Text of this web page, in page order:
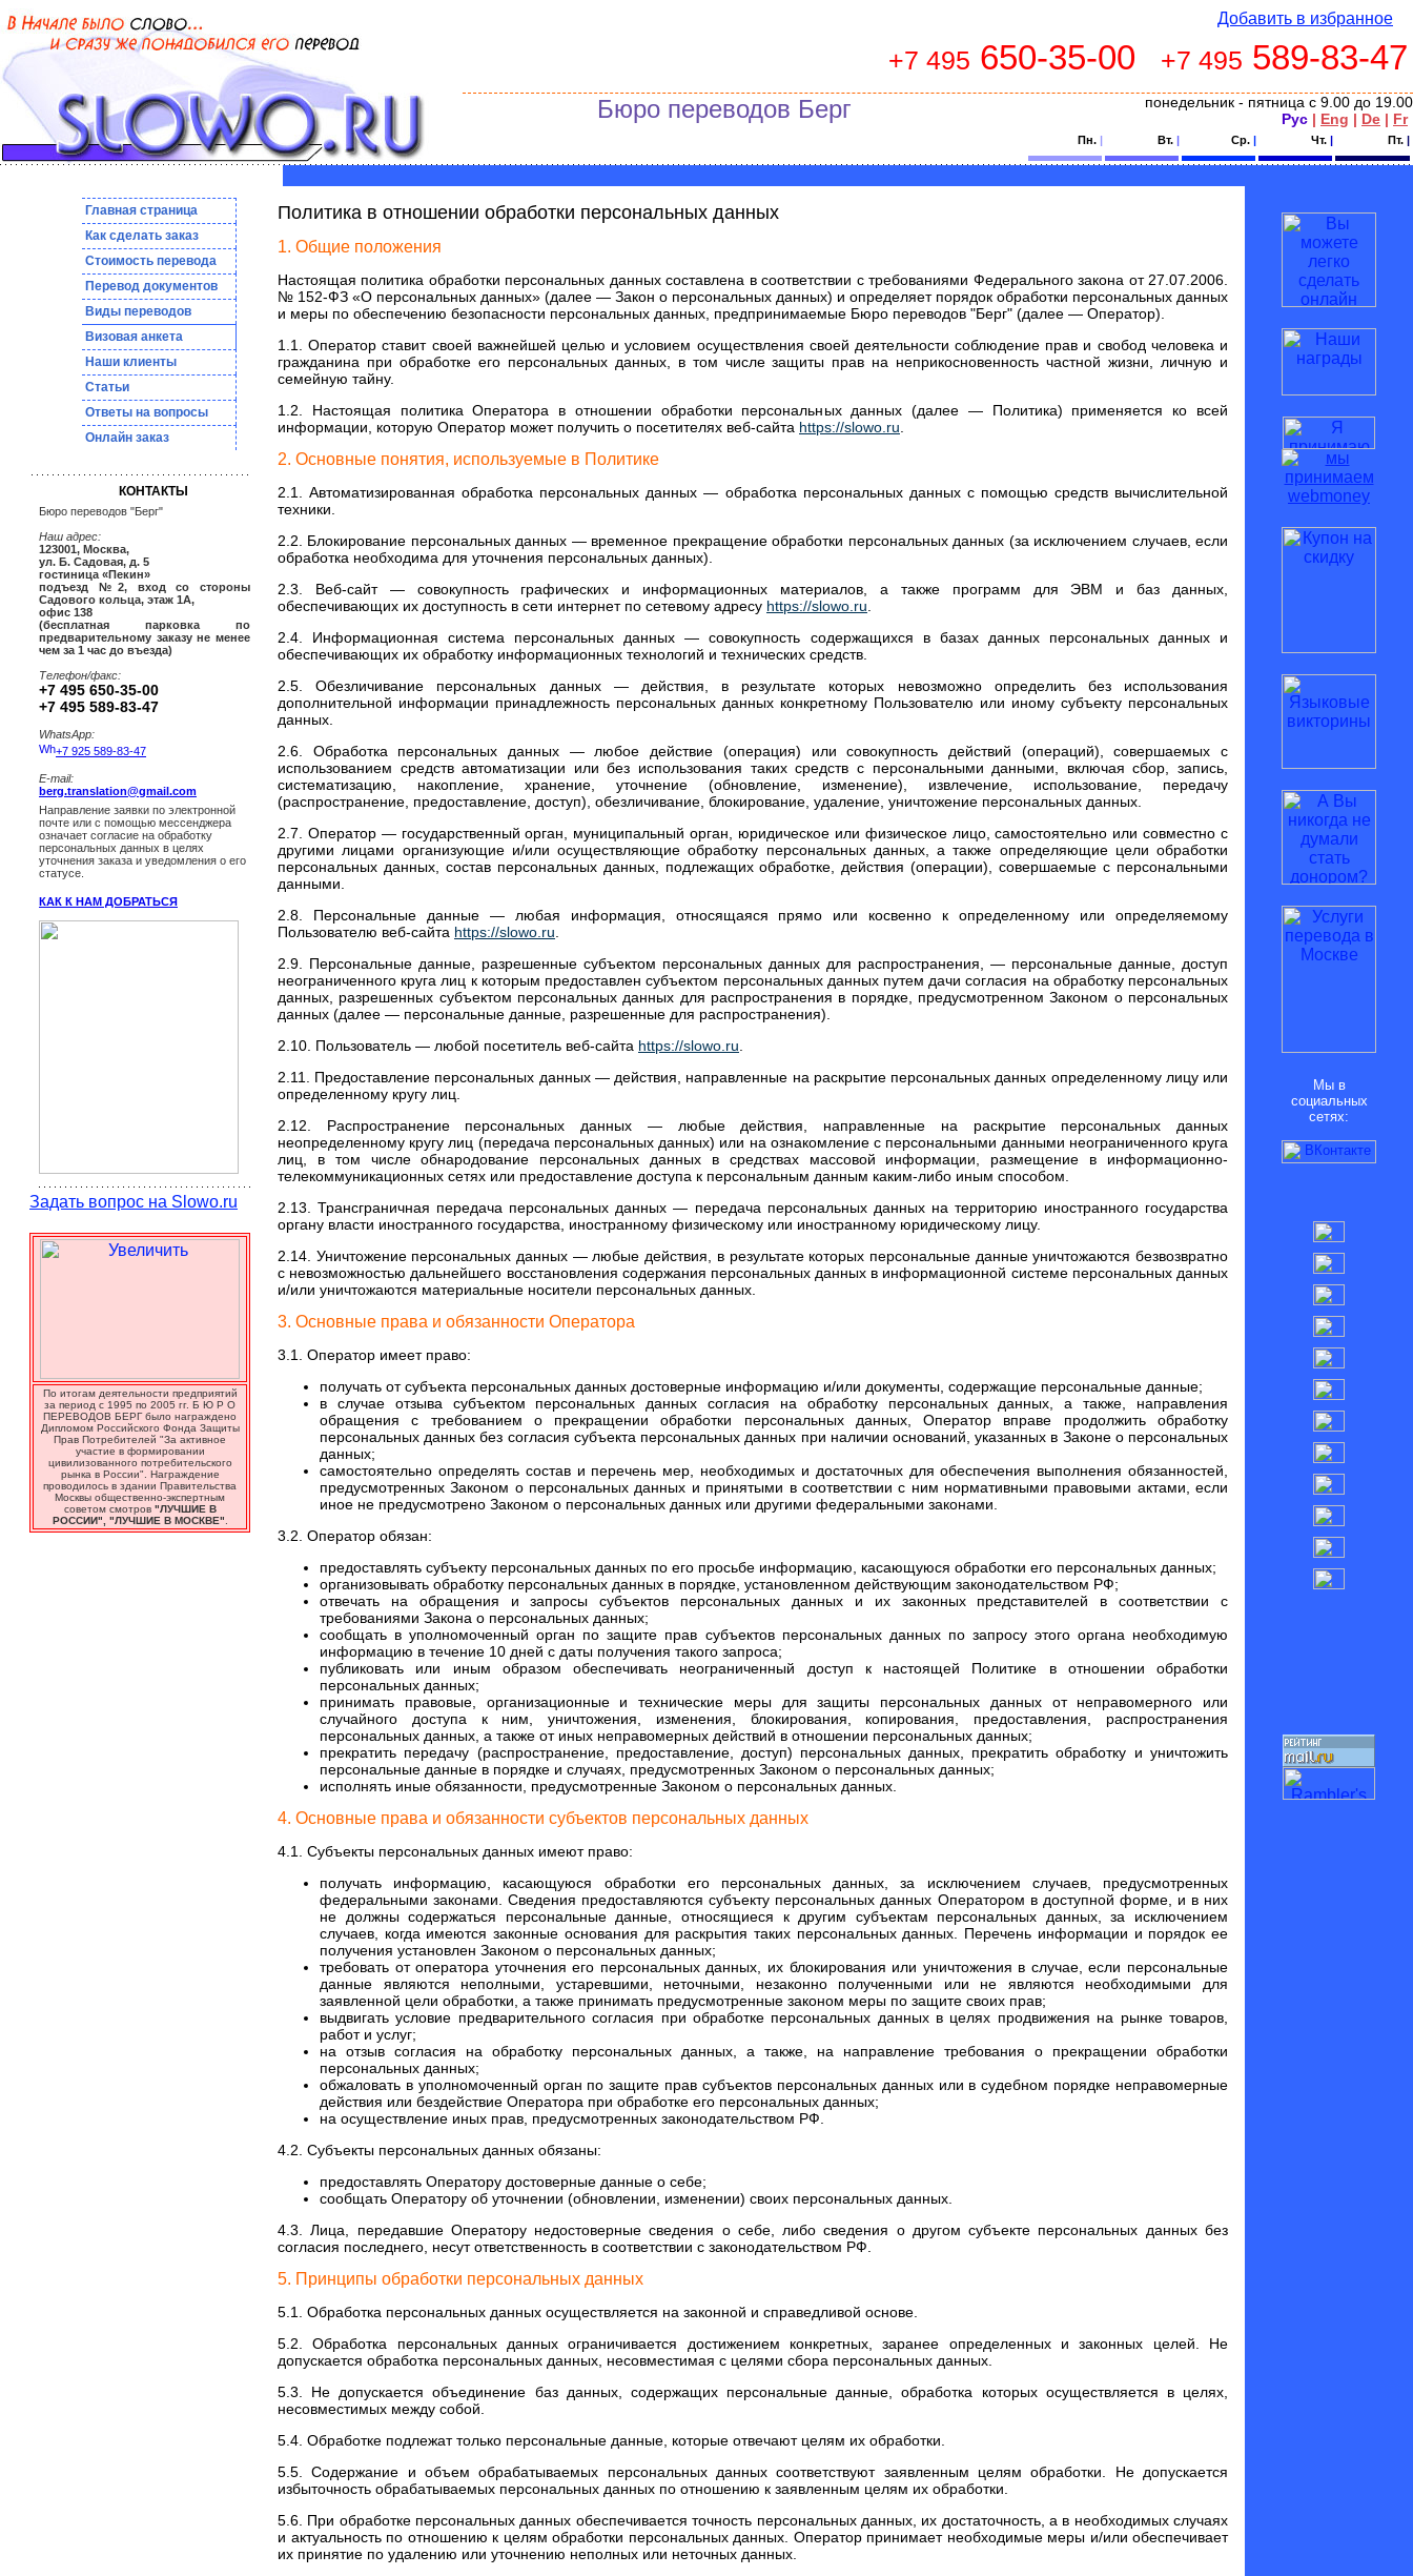
Добавить в избранное
+7 495 650-35-00 +7 495 589-83-47
Бюро переводов Берг
понедельник - пятница с 9.00 до 19.00
Рус | Eng | De | Fr
Пн. | Вт. | Ср. | Чт. | Пт. |
Главная страница
Как сделать заказ
Стоимость перевода
Перевод документов
Виды переводов
Визовая анкета
Наши клиенты
Статьи
Ответы на вопросы
Онлайн заказ
КОНТАКТЫ
Бюро переводов "Берг"
Наш адрес:
123001, Москва,
ул. Б. Садовая, д. 5
гостиница «Пекин»
подъезд №2, вход со стороны
Садового кольца, этаж 1А,
офис 138
(бесплатная парковка по
предварительному заказу не менее
чем за 1 час до въезда)
Телефон/факс:
+7 495 650-35-00
+7 495 589-83-47
WhatsApp:
+7 925 589-83-47
E-mail:
berg.translation@gmail.com
Направление заявки по электронной
почте или с помощью мессенджера
означает согласие на обработку
персональных данных в целях
уточнения заказа и уведомления о его
статусе.
КАК К НАМ ДОБРАТЬСЯ
Задать вопрос на Slowo.ru
По итогам деятельности предприятий
за период с 1995 по 2005 гг. Б Ю Р О
ПЕРЕВОДОВ БЕРГ было награждено
Дипломом Российского Фонда Защиты
Прав Потребителей "За активное
участие в формировании
цивилизованного потребительского
рынка в России". Награждение
проводилось в здании Правительства
Москвы общественно-экспертным
советом смотров "ЛУЧШИЕ В
РОССИИ", "ЛУЧШИЕ В МОСКВЕ"
Политика в отношении обработки персональных данных
1. Общие положения
Настоящая политика обработки персональных данных составлена в соответствии с требованиями Федерального закона от 27.07.2006.
№ 152-ФЗ «О персональных данных» (далее — Закон о персональных данных) и определяет порядок обработки персональных данных
и меры по обеспечению безопасности персональных данных, предпринимаемые Бюро переводов "Берг" (далее — Оператор).
1.1. Оператор ставит своей важнейшей целью и условием осуществления своей деятельности соблюдение прав и свобод человека и
гражданина при обработке его персональных данных, в том числе защиты прав на неприкосновенность частной жизни, личную и
семейную тайну.
1.2. Настоящая политика Оператора в отношении обработки персональных данных (далее — Политика) применяется ко всей
информации, которую Оператор может получить о посетителях веб-сайта https://slowo.ru.
2. Основные понятия, используемые в Политике
2.1. Автоматизированная обработка персональных данных — обработка персональных данных с помощью средств вычислительной
техники.
2.2. Блокирование персональных данных — временное прекращение обработки персональных данных (за исключением случаев, если
обработка необходима для уточнения персональных данных).
2.3. Веб-сайт — совокупность графических и информационных материалов, а также программ для ЭВМ и баз данных,
обеспечивающих их доступность в сети интернет по сетевому адресу https://slowo.ru.
2.4. Информационная система персональных данных — совокупность содержащихся в базах данных персональных данных и
обеспечивающих их обработку информационных технологий и технических средств.
2.5. Обезличивание персональных данных — действия, в результате которых невозможно определить без использования
дополнительной информации принадлежность персональных данных конкретному Пользователю или иному субъекту персональных
данных.
2.6. Обработка персональных данных — любое действие (операция) или совокупность действий (операций), совершаемых с
использованием средств автоматизации или без использования таких средств с персональными данными, включая сбор, запись,
систематизацию, накопление, хранение, уточнение (обновление, изменение), извлечение, использование, передачу
(распространение, предоставление, доступ), обезличивание, блокирование, удаление, уничтожение персональных данных.
2.7. Оператор — государственный орган, муниципальный орган, юридическое или физическое лицо, самостоятельно или совместно с
другими лицами организующие и/или осуществляющие обработку персональных данных, а также определяющие цели обработки
персональных данных, состав персональных данных, подлежащих обработке, действия (операции), совершаемые с персональными
данными.
2.8. Персональные данные — любая информация, относящаяся прямо или косвенно к определенному или определяемому
Пользователю веб-сайта https://slowo.ru.
2.9. Персональные данные, разрешенные субъектом персональных данных для распространения, — персональные данные, доступ
неограниченного круга лиц к которым предоставлен субъектом персональных данных путем дачи согласия на обработку персональных
данных, разрешенных субъектом персональных данных для распространения в порядке, предусмотренном Законом о персональных
данных (далее — персональные данные, разрешенные для распространения).
2.10. Пользователь — любой посетитель веб-сайта https://slowo.ru.
2.11. Предоставление персональных данных — действия, направленные на раскрытие персональных данных определенному лицу или
определенному кругу лиц.
2.12. Распространение персональных данных — любые действия, направленные на раскрытие персональных данных
неопределенному кругу лиц (передача персональных данных) или на ознакомление с персональными данными неограниченного круга
лиц, в том числе обнародование персональных данных в средствах массовой информации, размещение в информационно-
телекоммуникационных сетях или предоставление доступа к персональным данным каким-либо иным способом.
2.13. Трансграничная передача персональных данных — передача персональных данных на территорию иностранного государства
органу власти иностранного государства, иностранному физическому или иностранному юридическому лицу.
2.14. Уничтожение персональных данных — любые действия, в результате которых персональные данные уничтожаются безвозвратно
с невозможностью дальнейшего восстановления содержания персональных данных в информационной системе персональных данных
и/или уничтожаются материальные носители персональных данных.
3. Основные права и обязанности Оператора
3.1. Оператор имеет право:
получать от субъекта персональных данных достоверные информацию и/или документы, содержащие персональные данные;
в случае отзыва субъектом персональных данных согласия на обработку персональных данных, а также, направления
обращения с требованием о прекращении обработки персональных данных, Оператор вправе продолжить обработку
персональных данных без согласия субъекта персональных данных при наличии оснований, указанных в Законе о персональных
данных;
самостоятельно определять состав и перечень мер, необходимых и достаточных для обеспечения выполнения обязанностей,
предусмотренных Законом о персональных данных и принятыми в соответствии с ним нормативными правовыми актами, если
иное не предусмотрено Законом о персональных данных или другими федеральными законами.
3.2. Оператор обязан:
предоставлять субъекту персональных данных по его просьбе информацию, касающуюся обработки его персональных данных;
организовывать обработку персональных данных в порядке, установленном действующим законодательством РФ;
отвечать на обращения и запросы субъектов персональных данных и их законных представителей в соответствии с
требованиями Закона о персональных данных;
сообщать в уполномоченный орган по защите прав субъектов персональных данных по запросу этого органа необходимую
информацию в течение 10 дней с даты получения такого запроса;
публиковать или иным образом обеспечивать неограниченный доступ к настоящей Политике в отношении обработки
персональных данных;
принимать правовые, организационные и технические меры для защиты персональных данных от неправомерного или
случайного доступа к ним, уничтожения, изменения, блокирования, копирования, предоставления, распространения
персональных данных, а также от иных неправомерных действий в отношении персональных данных;
прекратить передачу (распространение, предоставление, доступ) персональных данных, прекратить обработку и уничтожить
персональные данные в порядке и случаях, предусмотренных Законом о персональных данных;
исполнять иные обязанности, предусмотренные Законом о персональных данных.
4. Основные права и обязанности субъектов персональных данных
4.1. Субъекты персональных данных имеют право:
получать информацию, касающуюся обработки его персональных данных, за исключением случаев, предусмотренных
федеральными законами. Сведения предоставляются субъекту персональных данных Оператором в доступной форме, и в них
не должны содержаться персональные данные, относящиеся к другим субъектам персональных данных, за исключением
случаев, когда имеются законные основания для раскрытия таких персональных данных. Перечень информации и порядок ее
получения установлен Законом о персональных данных;
требовать от оператора уточнения его персональных данных, их блокирования или уничтожения в случае, если персональные
данные являются неполными, устаревшими, неточными, незаконно полученными или не являются необходимыми для
заявленной цели обработки, а также принимать предусмотренные законом меры по защите своих прав;
выдвигать условие предварительного согласия при обработке персональных данных в целях продвижения на рынке товаров,
работ и услуг;
на отзыв согласия на обработку персональных данных, а также, на направление требования о прекращении обработки
персональных данных;
обжаловать в уполномоченный орган по защите прав субъектов персональных данных или в судебном порядке неправомерные
действия или бездействие Оператора при обработке его персональных данных;
на осуществление иных прав, предусмотренных законодательством РФ.
4.2. Субъекты персональных данных обязаны:
предоставлять Оператору достоверные данные о себе;
сообщать Оператору об уточнении (обновлении, изменении) своих персональных данных.
4.3. Лица, передавшие Оператору недостоверные сведения о себе, либо сведения о другом субъекте персональных данных без
согласия последнего, несут ответственность в соответствии с законодательством РФ.
5. Принципы обработки персональных данных
5.1. Обработка персональных данных осуществляется на законной и справедливой основе.
5.2. Обработка персональных данных ограничивается достижением конкретных, заранее определенных и законных целей. Не
допускается обработка персональных данных, несовместимая с целями сбора персональных данных.
5.3. Не допускается объединение баз данных, содержащих персональные данные, обработка которых осуществляется в целях,
несовместимых между собой.
5.4. Обработке подлежат только персональные данные, которые отвечают целям их обработки.
5.5. Содержание и объем обрабатываемых персональных данных соответствуют заявленным целям обработки. Не допускается
избыточность обрабатываемых персональных данных по отношению к заявленным целям их обработки.
5.6. При обработке персональных данных обеспечивается точность персональных данных, их достаточность, а в необходимых случаях
и актуальность по отношению к целям обработки персональных данных. Оператор принимает необходимые меры и/или обеспечивает
их принятие по удалению или уточнению неполных или неточных данных.
Мы в
социальных
сетях: